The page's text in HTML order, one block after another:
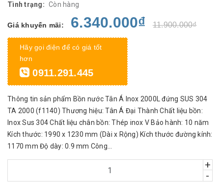
Tình trạng: Còn hàng
Giá khuyến mãi: 6.340.000₫ 11.900.000₫
Hãy gọi điện để có giá tốt
hơn
0911.291.445
Thông tin sản phẩm Bồn nước Tân Á Inox 2000L đứng SUS 304
TA 2000 (f1140) Thương hiệu: Tân Á Đại Thành Chất liệu bồn:
Inox Sus 304 Chất liệu chân bồn: Thép inox V Bảo hành: 10 năm
Kích thước: 1990 x 1230 mm (Dài x Rộng) Kích thước đường kính:
1170 mm Độ dày: 0.9 mm Công...
+
-